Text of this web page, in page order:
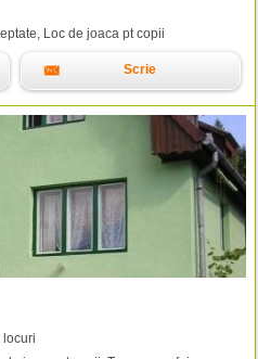
Loc de joaca pt copii
Scrie
locuri